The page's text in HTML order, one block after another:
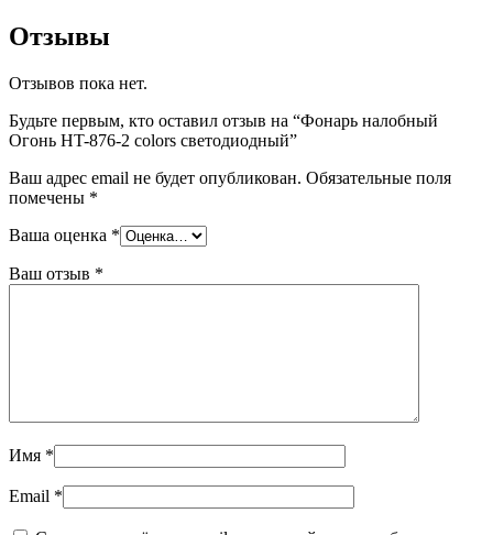
Отзывы
Отзывов пока нет.
Будьте первым, кто оставил отзыв на “Фонарь налобный
Огонь HT-876-2 colors светодиодный”
Ваш адрес email не будет опубликован. Обязательные поля
помечены *
Ваша оценка *
Ваш отзыв *
Имя *
Email *